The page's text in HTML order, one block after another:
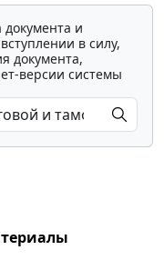
документа и
в силу,
документа,
версии системы